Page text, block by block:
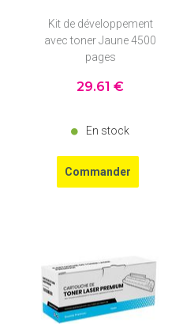
Kit de développement
avec toner Jaune 4500
pages
29.61 €
En stock